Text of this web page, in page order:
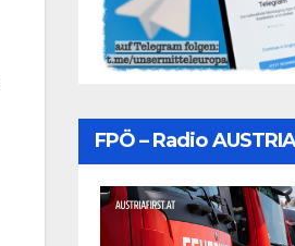
FPÖ – Radio